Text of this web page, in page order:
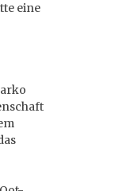
eine